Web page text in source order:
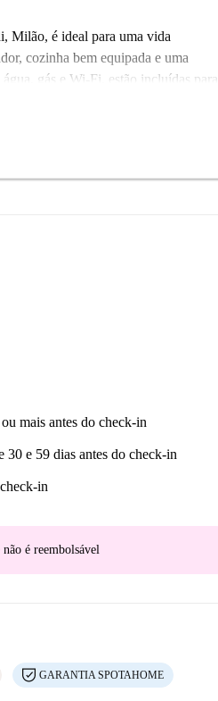
Milão, é ideal para uma vida
cozinha bem equipada e uma
gás e Wi-Fi, estão incluídas para
rigoroso processo de seleção,
Pam e Conad ficam a uma
mais antes do check-in
30 e 59 dias antes do check-in
in
não é reembolsável
GARANTIA SPOTAHOME